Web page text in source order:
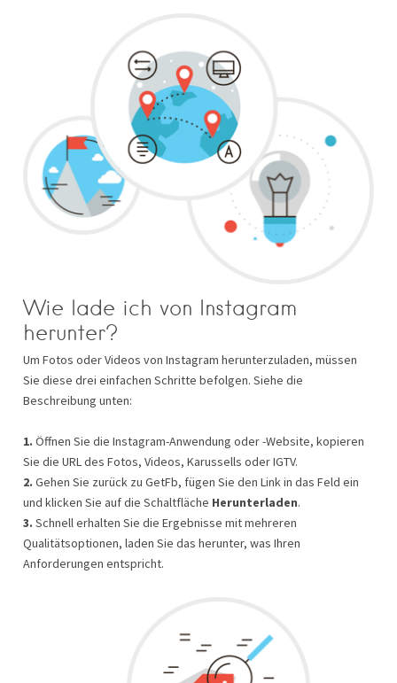
Wie lade ich von Instagram
herunter?
Um Fotos oder Videos von Instagram herunterzuladen, müssen
Sie diese drei einfachen Schritte befolgen. Siehe die
Beschreibung unten:
1. Öffnen Sie die Instagram-Anwendung oder -Website, kopieren
Sie die URL des Fotos, Videos, Karussells oder IGTV.
2. Gehen Sie zurück zu GetFb, fügen Sie den Link in das Feld ein
und klicken Sie auf die Schaltfläche Herunterladen.
3. Schnell erhalten Sie die Ergebnisse mit mehreren
Qualitätsoptionen, laden Sie das herunter, was Ihren
Anforderungen entspricht.